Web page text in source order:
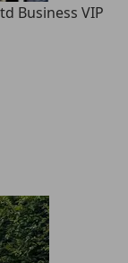
Business VIP